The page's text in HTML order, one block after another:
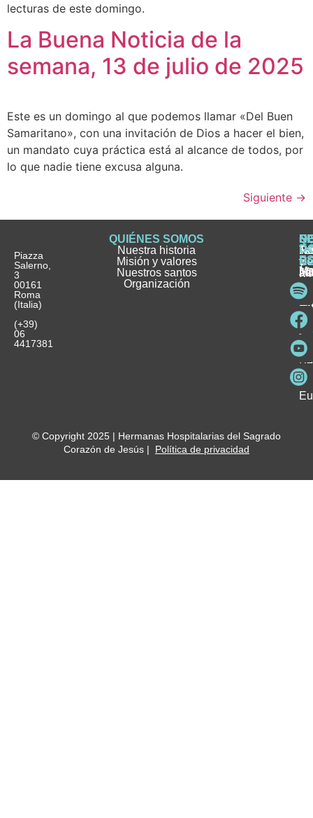
lecturas de este domingo.
La Buena Noticia de la
semana, 13 de julio de 2025
Este es un domingo al que podemos llamar «Del Buen
Samaritano», con una invitación de Dios a hacer el bien,
un mandato cuya práctica está al alcance de todos, por
lo que nadie tiene excusa alguna.
Siguiente →
Piazza
Salerno,
3
00161
Roma
(Italia)
(+39)
06
4417381
QUIÉNES SOMOS
Nuestra historia
Misión y valores
Nuestros santos
Organización
e
y
y
© Copyright 2025 | Hermanas Hospitalarias del Sagrado
Corazón de Jesús | Política de privacidad